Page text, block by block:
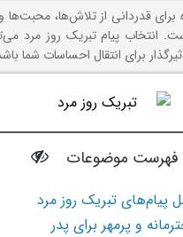
برای قدردانی از تلاش‌ها،
انتخاب پیام تبریک روز مرد
برای انتقال احساسات شما
فهرست موضوعات
پیام‌های تبریک روز مرد
و پرمهر برای پدر